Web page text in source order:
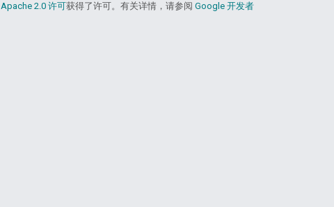
Apache 2.0 许可获得了许可。有关详情，请参阅 Google 开发者